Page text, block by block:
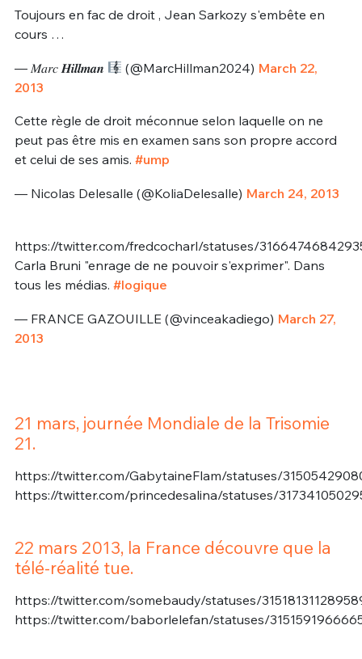
Toujours en fac de droit , Jean Sarkozy s'embête en
cours …
— 𝑀𝑎𝑟𝑐 𝑯𝒊𝒍𝒍𝒎𝒂𝒏 (@MarcHillman2024) March 22,
2013
Cette règle de droit méconnue selon laquelle on ne
peut pas être mis en examen sans son propre accord
et celui de ses amis. #ump
— Nicolas Delesalle (@KoliaDelesalle) March 24, 2013
https://twitter.com/fredcocharl/statuses/
Carla Bruni "enrage de ne pouvoir s'exprimer". Dans
tous les médias. #logique
— FRANCE GAZOUILLE (@vinceakadiego) March 27,
2013
21 mars, journée Mondiale de la Trisomie
21.
https://twitter.com/GabytaineFlam/statuses/
https://twitter.com/princedesalina/statuses/
22 mars 2013, la France découvre que la
télé-réalité tue.
https://twitter.com/somebaudy/statuses/
https://twitter.com/baborlelefan/statuses/